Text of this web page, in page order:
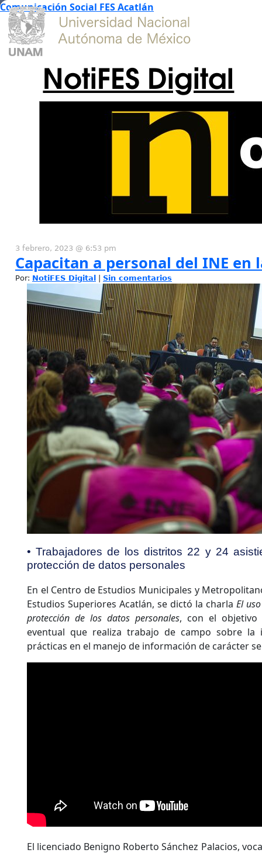
Comunicación Social FES Acatlán
NotiFES Digital
3 febrero, 2023 @ 6:53 pm
Capacitan a personal del INE en
Por: NotiFES Digital Sin comentarios
• Trabajadores de los distritos 22 y 24
protección de datos personales
En el Centro de Estudios Municipales y
Estudios Superiores Acatlán, se dictó la charlaEl
protección de los datos personales, con el objetivo
eventual que realiza trabajo de campo sobre la
prácticas en el manejo de información de carácter
El licenciado Benigno Roberto Sánchez Palacios,